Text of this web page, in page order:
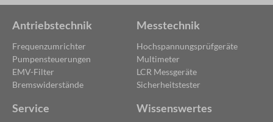
Antriebstechnik
Frequenzumrichter
Pumpensteuerungen
EMV-Filter
Bremswiderstände
Messtechnik
Hochspannungsprüfgeräte
Multimeter
LCR Messgeräte
Sicherheitstester
Service Wissenswertes